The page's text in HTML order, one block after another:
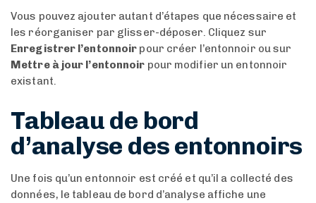
Vous pouvez ajouter autant d’étapes que nécessaire et
les réorganiser par glisser-déposer. Cliquez sur
Enregistrer l’entonnoir pour créer l’entonnoir ou sur
Mettre à jour l’entonnoir pour modifier un entonnoir
existant.
Tableau de bord
d’analyse des entonnoirs
Une fois qu’un entonnoir est créé et qu’il a collecté des
données, le tableau de bord d’analyse affiche une